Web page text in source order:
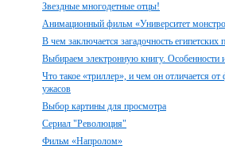
Звездные многодетные отцы!
Анимационный фильм «Университет
В чем заключается загадочность египетских
Выбираем электронную книгу. Особенности
Что такое «триллер», и чем он отличается
ужасов
Выбор картины для просмотра
Сериал "Революция"
Фильм «Напролом»